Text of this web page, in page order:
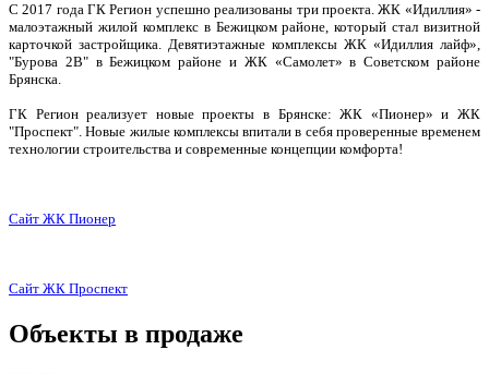
С 2017 года ГК Регион успешно реализованы три проекта. ЖК «Идиллия» -
малоэтажный жилой комплекс в Бежицком районе, который стал визитной
карточкой застройщика. Девятиэтажные комплексы ЖК «Идиллия лайф»,
"Бурова 2В" в Бежицком районе и ЖК «Самолет» в Советском районе
Брянска.
ГК Регион реализует новые проекты в Брянске: ЖК «Пионер» и ЖК
"Проспект". Новые жилые комплексы впитали в себя проверенные временем
технологии строительства и современные концепции комфорта!
Сайт ЖК Пионер
Сайт ЖК Проспект
Объекты в продаже